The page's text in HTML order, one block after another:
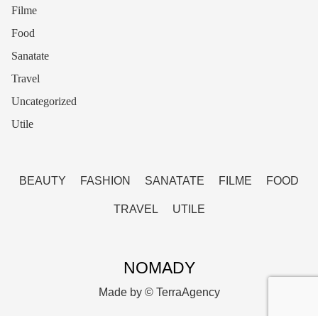
Filme
Food
Sanatate
Travel
Uncategorized
Utile
BEAUTY FASHION SANATATE FILME FOOD
TRAVEL UTILE
NOMADY
Made by © TerraAgency